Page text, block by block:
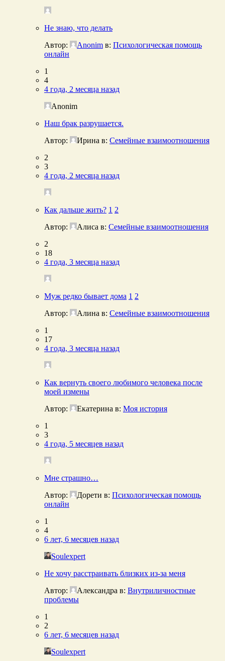
Не знаю, что делать
Автор:
Anonim в: Психологическая помощь
онлайн
1
4
4 года, 2 месяца назад
Anonim
Наш брак разрушается.
Автор:
Ирина в: Семейные взаимоотношения
2
3
4 года, 2 месяца назад
Как дальше жить? 1 2
Автор:
Алиса в: Семейные взаимоотношения
2
18
4 года, 3 месяца назад
Муж редко бывает дома 1 2
Автор:
Алина в: Семейные взаимоотношения
1
17
4 года, 3 месяца назад
Как вернуть своего любимого человека после
моей измены
Автор:
Екатерина в: Моя история
1
3
4 года, 5 месяцев назад
Мне страшно…
Автор:
Дорети в: Психологическая помощь
онлайн
1
4
6 лет, 6 месяцев назад
Soulexpert
Не хочу расстраивать близких из-за меня
Автор:
Александра в: Внутриличностные
проблемы
1
2
6 лет, 6 месяцев назад
Soulexpert